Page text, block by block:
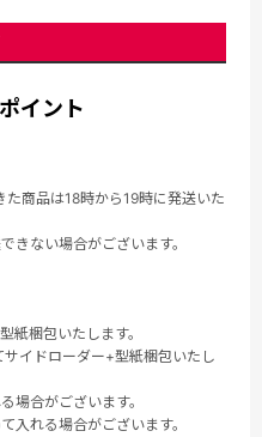
イント
商品は18時から19時に発送いた
きない場合がございます。
紙梱包いたします。
イドローダー+型紙梱包いたし
場合がございます。
入れる場合がございます。